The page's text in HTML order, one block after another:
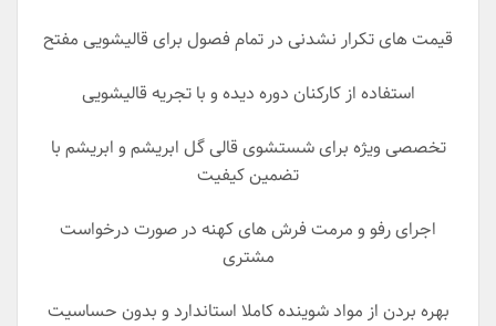
قیمت های تکرار نشدنی در تمام فصول برای قالیشویی مفتح
استفاده از کارکنان دوره دیده و با تجریه قالیشویی
تخصصی ویژه برای شستشوی قالی گل ابریشم و ابریشم با
تضمین کیفیت
اجرای رفو و مرمت فرش های کهنه در صورت درخواست
مشتری
بهره بردن از مواد شوینده کاملا استاندارد و بدون حساسیت